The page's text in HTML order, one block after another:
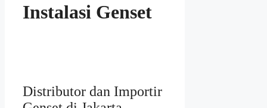
Instalasi Genset
Distributor dan Importir